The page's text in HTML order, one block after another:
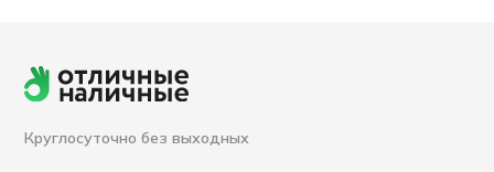
Круглосуточно без выходных